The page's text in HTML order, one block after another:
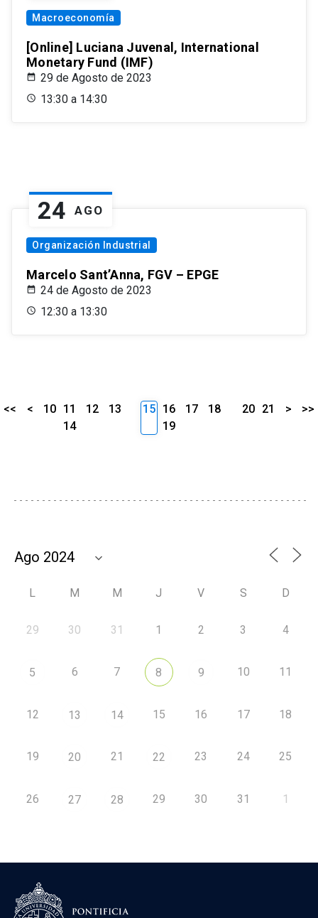
Macroeconomía
[Online] Luciana Juvenal, International
Monetary Fund (IMF)
29 de Agosto de 2023
13:30 a 14:30
24 AGO
Organización Industrial
Marcelo Sant’Anna, FGV – EPGE
24 de Agosto de 2023
12:30 a 13:30
<< < 10 11 12
13
14
15 16 17
18
19
20 21 > >>
L M M J V S D
29 30 31 1 2 3 4
5 6 7 8 9 10 11
12 13 14 15 16 17 18
19 20 21 22 23 24 25
26 27 28 29 30 31 1